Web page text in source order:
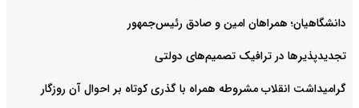
دانشگاهیان؛ همراهان امین و صادق رئیس‌جمهور
تجدیدپذیرها در ترافیک تصمیم‌های دولتی
گرامیداشت انقلاب مشروطه همراه با گذری کوتاه بر احوال آن روزگار